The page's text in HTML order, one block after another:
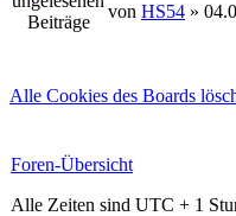
von HS54 »
Alle Cookies des Boards
Foren-Übersicht
Alle Zeiten sind UTC + 1